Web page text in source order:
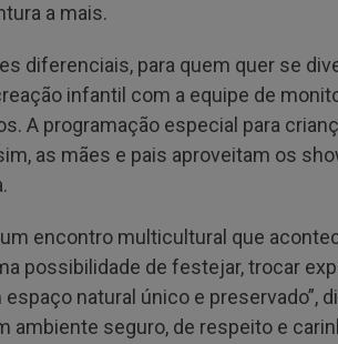
a mais.
diferenciais, para quem quer se
infantil com a equipe de
A programação especial para
as mães e pais aproveitam os
um encontro multicultural que
possibilidade de festejar, trocar
natural único e preservado”,
ambiente seguro, de respeito e